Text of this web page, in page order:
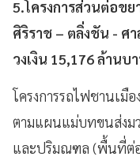
5.โครงการส่วนต่อขย
ศิริราช – ตลิ่งชัน - ศา
วงเงิน 15,176 ล้านบ
โครงการรถไฟชานเมื
ตามแผนแม่บทขนส่งม
และปริมณฑล (พื้นที่ต่อ